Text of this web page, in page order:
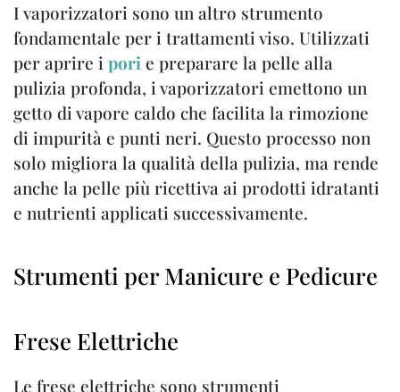
I vaporizzatori sono un altro strumento
fondamentale per i trattamenti viso. Utilizzati
per aprire i pori e preparare la pelle alla
pulizia profonda, i vaporizzatori emettono un
getto di vapore caldo che facilita la rimozione
di impurità e punti neri. Questo processo non
solo migliora la qualità della pulizia, ma rende
anche la pelle più ricettiva ai prodotti idratanti
e nutrienti applicati successivamente.
Strumenti per Manicure e Pedicure
Frese Elettriche
Le frese elettriche sono strumenti